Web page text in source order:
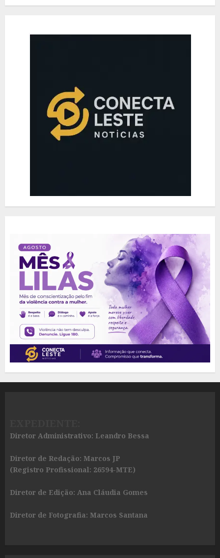
Diretor Administrativo: Leandro Bessa
Diretor de Redação: Marcos JP
(Registro Profissional: 26594-MTE)
Diretor de Edição: Ana Cláudia Gomes
Diretor de Fotografia: Marcos Santana